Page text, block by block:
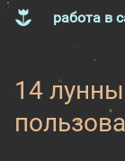
работа в
14